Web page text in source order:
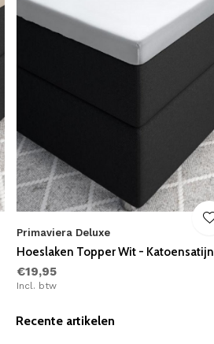
Primaviera Deluxe
Hoeslaken Topper Wit - Katoensatijn
€19,95
Incl. btw
Recente artikelen